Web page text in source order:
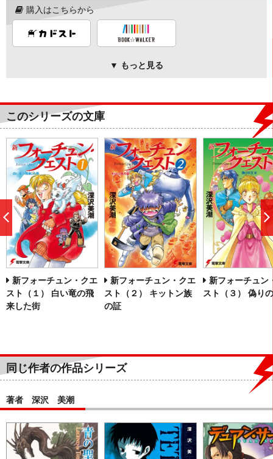
購入はこちらから
▼ もっと見る
このシリーズの文庫
新フォーチュン・クエ
スト（１） 白い竜の飛
来した街
新フォーチュン・クエ
スト（２） キットン族
の証
新フォーチュン
スト（３） 偽り
へ
同じ作者の作品シリーズ
著者 深沢 美潮